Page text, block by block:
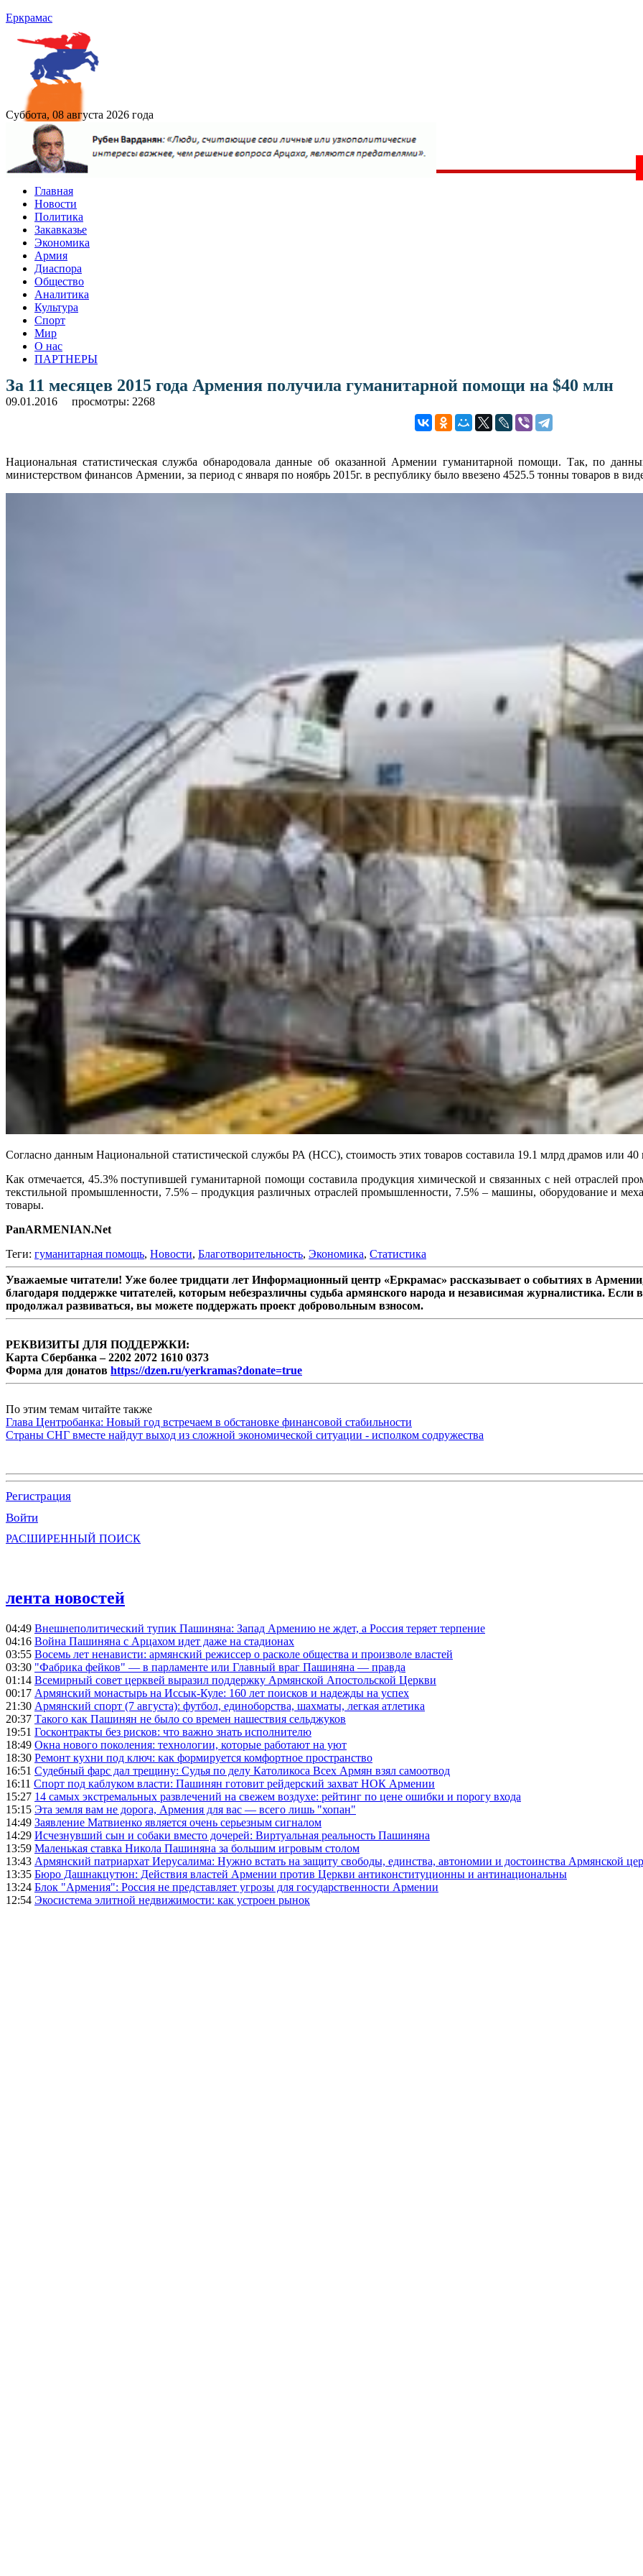
Еркрамас
Суббота, 08 августа 2026 года
Главная
Новости
Политика
Закавказье
Экономика
Армия
Диаспора
Общество
Аналитика
Культура
Спорт
Мир
О нас
ПАРТНЕРЫ
За 11 месяцев 2015 года Армения получила гуманитарной помощи на $40 млн
09.01.2016 просмотры: 2268
Национальная статистическая служба обнародовала данные об оказанной Армении гуманитарной помощи. Так, по
министерством финансов Армении, за период с января по ноябрь 2015г. в республику было ввезено 4525.5 тонны товаров в
Согласно данным Национальной статистической службы РА (НСС), стоимость этих товаров составила 19.1 млрд драмов или 40
Как отмечается, 45.3% поступившей гуманитарной помощи составила продукция химической и связанных с ней отраслей
текстильной промышленности, 7.5% – продукция различных отраслей промышленности, 7.5% – машины, оборудование и
товары.
PanARMENIAN.Net
Теги: гуманитарная помощь, Новости, Благотворительность, Экономика, Статистика
Уважаемые читатели! Уже более тридцати лет Информационный центр «Еркрамас» рассказывает о событиях в
благодаря поддержке читателей, которым небезразличны судьба армянского народа и независимая журналистика.
продолжал развиваться, вы можете поддержать проект добровольным взносом.
РЕКВИЗИТЫ ДЛЯ ПОДДЕРЖКИ:
Карта Сбербанка – 2202 2072 1610 0373
Форма для донатов https://dzen.ru/yerkramas?donate=true
По этим темам читайте также
Глава Центробанка: Новый год встречаем в обстановке финансовой стабильности
Страны СНГ вместе найдут выход из сложной экономической ситуации - исполком содружества
Регистрация
Войти
РАСШИРЕННЫЙ ПОИСК
лента новостей
04:49 Внешнеполитический тупик Пашиняна: Запад Армению не ждет, а Россия теряет терпение
04:16 Война Пашиняна с Арцахом идет даже на стадионах
03:55 Восемь лет ненависти: армянский режиссер о расколе общества и произволе властей
03:30 "Фабрика фейков" — в парламенте или Главный враг Пашиняна — правда
01:14 Всемирный совет церквей выразил поддержку Армянской Апостольской Церкви
00:17 Армянский монастырь на Иссык-Куле: 160 лет поисков и надежды на успех
21:30 Армянский спорт (7 августа): футбол, единоборства, шахматы, легкая атлетика
20:37 Такого как Пашинян не было со времен нашествия сельджуков
19:51 Госконтракты без рисков: что важно знать исполнителю
18:49 Окна нового поколения: технологии, которые работают на уют
18:30 Ремонт кухни под ключ: как формируется комфортное пространство
16:51 Судебный фарс дал трещину: Судья по делу Католикоса Всех Армян взял самоотвод
16:11 Спорт под каблуком власти: Пашинян готовит рейдерский захват НОК Армении
15:27 14 самых экстремальных развлечений на свежем воздухе: рейтинг по цене ошибки и порогу входа
15:15 Эта земля вам не дорога, Армения для вас — всего лишь "хопан"
14:49 Заявление Матвиенко является очень серьезным сигналом
14:29 Исчезнувший сын и собаки вместо дочерей: Виртуальная реальность Пашиняна
13:59 Маленькая ставка Никола Пашиняна за большим игровым столом
13:43 Армянский патриархат Иерусалима: Нужно встать на защиту свободы, единства, автономии и достоинства Армянской
13:35 Бюро Дашнакцутюн: Действия властей Армении против Церкви антиконституционны и антинациональны
13:24 Блок "Армения": Россия не представляет угрозы для государственности Армении
12:54 Экосистема элитной недвижимости: как устроен рынок